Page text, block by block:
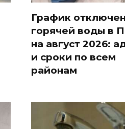
График
горячей воды в
на август 2026:
и сроки по всем
районам